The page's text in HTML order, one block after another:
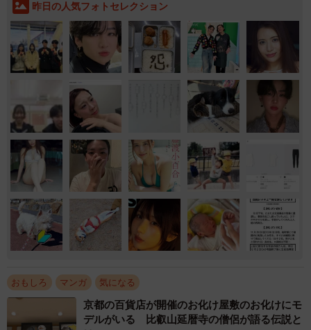
昨日の人気フォトセレクション
おもしろ マンガ 気になる
京都の百貨店が開催のお化け屋敷のお化けにモ
デルがいる 比叡山延暦寺の僧侶が語る伝説と